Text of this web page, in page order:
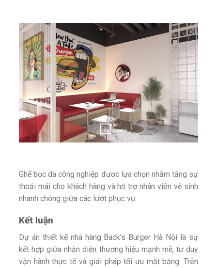
Ghế bọc da công nghiệp được lựa chọn nhằm tăng sự
thoải mái cho khách hàng và hỗ trợ nhân viên vệ sinh
nhanh chóng giữa các lượt phục vụ.
Kết luận
Dự án thiết kế nhà hàng Back’s Burger Hà Nội là sự
kết hợp giữa nhận diện thương hiệu mạnh mẽ, tư duy
vận hành thực tế và giải pháp tối ưu mặt bằng. Trên